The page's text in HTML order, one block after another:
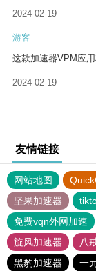
2024-02-19
游客
这款加速器VPM应
2024-02-19
友情链接
网站地图
坚果加速器
免费vqn外网加速
旋风加速器
八
黑豹加速器
一